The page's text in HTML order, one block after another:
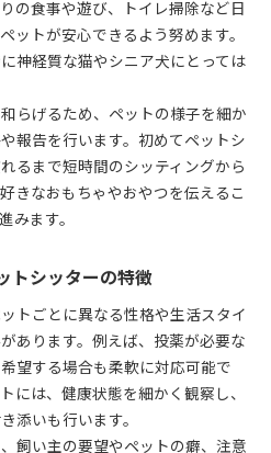
の食事や遊び、トイレ掃除など日
ットが安心できるよう努めます。
神経質な猫やシニア犬にとっては
らげるため、ペットの様子を細か
報告を行います。初めてペットシ
るまで短時間のシッティングから
きなおもちゃやおやつを伝えるこ
みます。
トシッターの特徴
トごとに異なる性格や生活スタイ
あります。例えば、投薬が必要な
望する場合も柔軟に対応可能で
には、健康状態を細かく観察し、
添いも行います。
飼い主の要望やペットの癖、注意